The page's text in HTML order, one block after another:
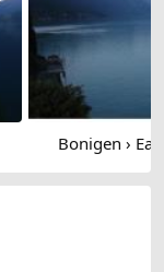
Bonigen ›